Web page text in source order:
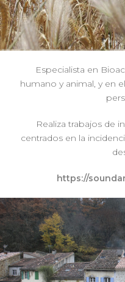
Especialista en
humano y animal, y en
Realiza trabajos de
centrados en la
https://